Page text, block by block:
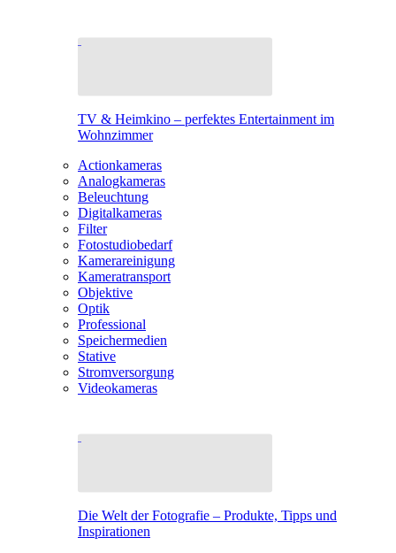
TV & Heimkino – perfektes Entertainment im
Wohnzimmer
Actionkameras
Analogkameras
Beleuchtung
Digitalkameras
Filter
Fotostudiobedarf
Kamerareinigung
Kameratransport
Objektive
Optik
Professional
Speichermedien
Stative
Stromversorgung
Videokameras
Die Welt der Fotografie – Produkte, Tipps und
Inspirationen